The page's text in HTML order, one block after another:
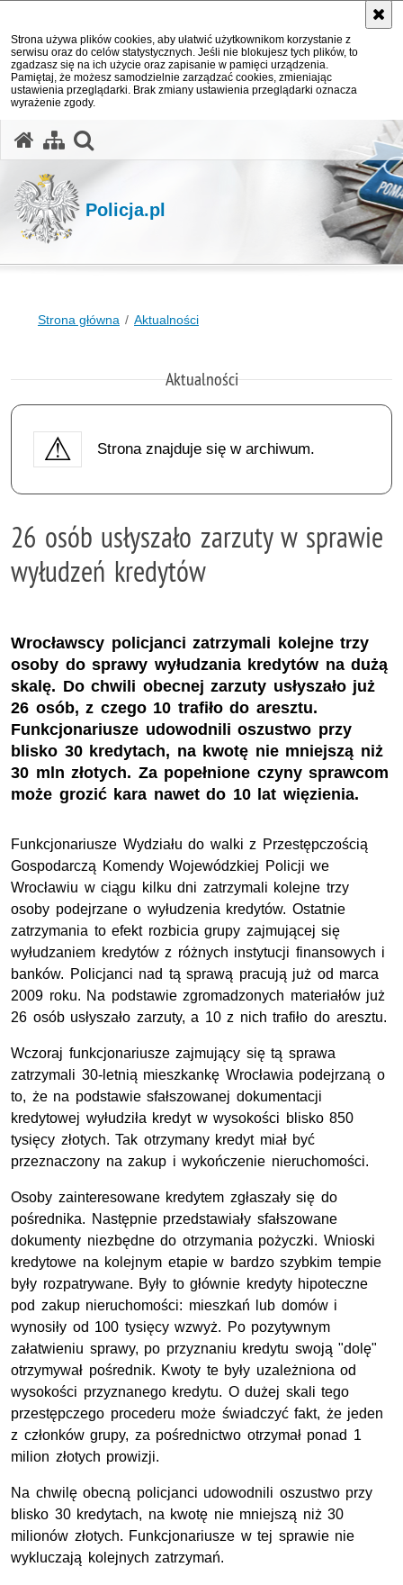
Strona używa plików cookies, aby ułatwić użytkownikom korzystanie z
serwisu oraz do celów statystycznych. Jeśli nie blokujesz tych plików, to
zgadzasz się na ich użycie oraz zapisanie w pamięci urządzenia.
Pamiętaj, że możesz samodzielnie zarządzać cookies, zmieniając
ustawienia przeglądarki. Brak zmiany ustawienia przeglądarki oznacza
wyrażenie zgody.
Policja.pl
Strona główna Aktualności
Aktualności
Strona znajduje się w archiwum.
26 osób usłyszało zarzuty w sprawie
wyłudzeń kredytów
Wrocławscy policjanci zatrzymali kolejne trzy
osoby do sprawy wyłudzania kredytów na dużą
skalę. Do chwili obecnej zarzuty usłyszało już
26 osób, z czego 10 trafiło do aresztu.
Funkcjonariusze udowodnili oszustwo przy
blisko 30 kredytach, na kwotę nie mniejszą niż
30 mln złotych. Za popełnione czyny sprawcom
może grozić kara nawet do 10 lat więzienia.
Funkcjonariusze Wydziału do walki z Przestępczością
Gospodarczą Komendy Wojewódzkiej Policji we
Wrocławiu w ciągu kilku dni zatrzymali kolejne trzy
osoby podejrzane o wyłudzenia kredytów. Ostatnie
zatrzymania to efekt rozbicia grupy zajmującej się
wyłudzaniem kredytów z różnych instytucji finansowych i
banków. Policjanci nad tą sprawą pracują już od marca
2009 roku. Na podstawie zgromadzonych materiałów już
26 osób usłyszało zarzuty, a 10 z nich trafiło do aresztu.
Wczoraj funkcjonariusze zajmujący się tą sprawa
zatrzymali 30-letnią mieszkankę Wrocławia podejrzaną o
to, że na podstawie sfałszowanej dokumentacji
kredytowej wyłudziła kredyt w wysokości blisko 850
tysięcy złotych. Tak otrzymany kredyt miał być
przeznaczony na zakup i wykończenie nieruchomości.
Osoby zainteresowane kredytem zgłaszały się do
pośrednika. Następnie przedstawiały sfałszowane
dokumenty niezbędne do otrzymania pożyczki. Wnioski
kredytowe na kolejnym etapie w bardzo szybkim tempie
były rozpatrywane. Były to głównie kredyty hipoteczne
pod zakup nieruchomości: mieszkań lub domów i
wynosiły od 100 tysięcy wzwyż. Po pozytywnym
załatwieniu sprawy, po przyznaniu kredytu swoją "dolę"
otrzymywał pośrednik. Kwoty te były uzależniona od
wysokości przyznanego kredytu. O dużej skali tego
przestępczego procederu może świadczyć fakt, że jeden
z członków grupy, za pośrednictwo otrzymał ponad 1
milion złotych prowizji.
Na chwilę obecną policjanci udowodnili oszustwo przy
blisko 30 kredytach, na kwotę nie mniejszą niż 30
milionów złotych. Funkcjonariusze w tej sprawie nie
wykluczają kolejnych zatrzymań.